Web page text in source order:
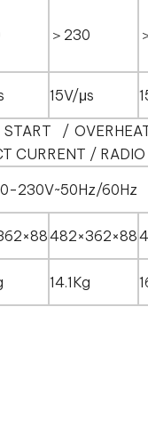
＞230
15V/μs
START /
CURRENT /
230V~50Hz/60Hz
482×362×88
14.1Kg